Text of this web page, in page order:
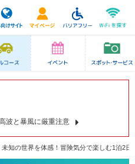
波と暴風に厳重注意
未知の世界を体感！冒険気分で楽しむ1泊2日